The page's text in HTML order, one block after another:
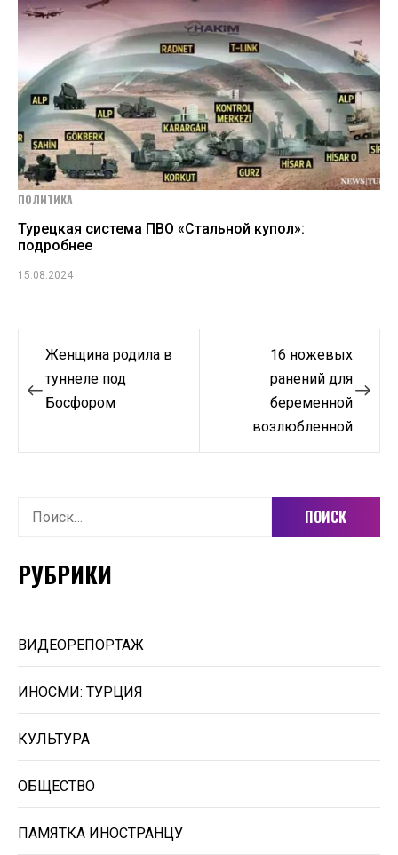
ПОЛИТИКА
Турецкая система ПВО «Стальной купол»:
подробнее
15.08.2024
Навигация
по
записям
Женщина родила в
туннеле под
Босфором
16 ножевых
ранений для
беременной
возлюбленной
Найти:
РУБРИКИ
ВИДЕОРЕПОРТАЖ
ИНОСМИ: ТУРЦИЯ
КУЛЬТУРА
ОБЩЕСТВО
ПАМЯТКА ИНОСТРАНЦУ